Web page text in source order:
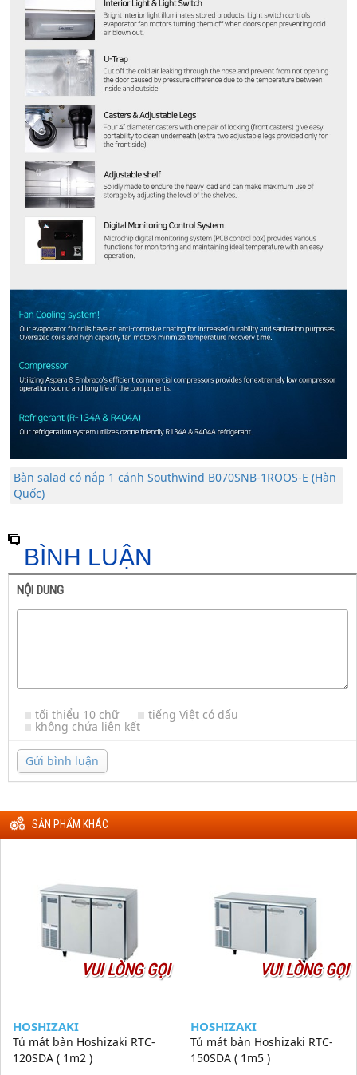
Bàn salad có nắp 1 cánh Southwind B070SNB-1ROOS-E (Hàn
Quốc)
BÌNH LUẬN
NỘI DUNG
tối thiểu 10 chữ tiếng Việt có dấu
không chứa liên kết
Gửi bình luận
SẢN PHẨM KHÁC
VUI LÒNG GỌI
HOSHIZAKI
Tủ mát bàn Hoshizaki RTC-
120SDA ( 1m2 )
VUI LÒNG GỌI
HOSHIZAKI
Tủ mát bàn Hoshizaki RTC-
150SDA ( 1m5 )